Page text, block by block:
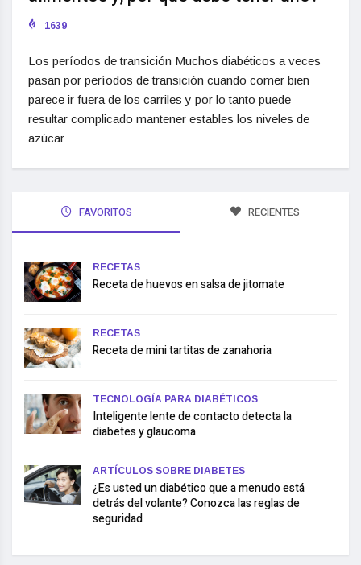
1639
Los períodos de transición Muchos diabéticos a veces
pasan por períodos de transición cuando comer bien
parece ir fuera de los carriles y por lo tanto puede
resultar complicado mantener estables los niveles de
azúcar
FAVORITOS RECIENTES
RECETAS
Receta de huevos en salsa de jitomate
RECETAS
Receta de mini tartitas de zanahoria
TECNOLOGÍA PARA DIABÉTICOS
Inteligente lente de contacto detecta la
diabetes y glaucoma
ARTÍCULOS SOBRE DIABETES
¿Es usted un diabético que a menudo está
detrás del volante? Conozca las reglas de
seguridad